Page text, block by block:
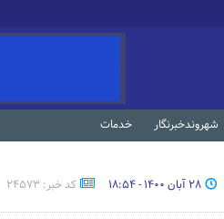
شهروندخبرنگار خدمات
۲۸ آبان ۱۴۰۰ - ۱۸:۵۴ کد خبر: 24573